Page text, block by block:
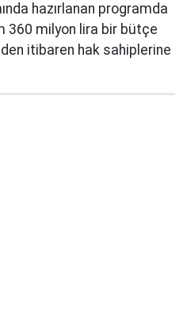
hazırlanan programda
360 milyon lira bir bütçe
itibaren hak sahiplerine